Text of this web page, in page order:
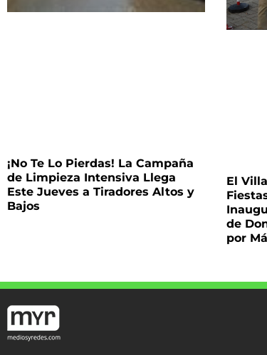
¡No Te Lo Pierdas! La Campaña
de Limpieza Intensiva Llega
Este Jueves a Tiradores Altos y
Bajos
El
de
por